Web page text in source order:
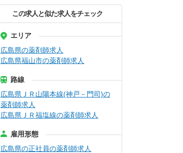
この求人と似た求人をチェック
エリア
広島県の薬剤師求人
広島県福山市の薬剤師求人
路線
広島県ＪＲ山陽本線(神戸－門司)の
薬剤師求人
広島県ＪＲ福塩線の薬剤師求人
雇用形態
広島県の正社員の薬剤師求人